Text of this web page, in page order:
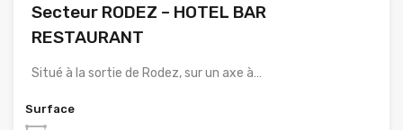
Secteur RODEZ – HOTEL BAR
RESTAURANT
Situé à la sortie de Rodez, sur un axe à…
Surface